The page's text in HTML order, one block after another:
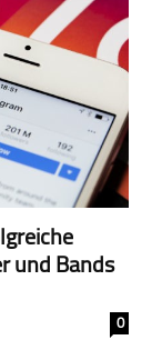
und Bands
0